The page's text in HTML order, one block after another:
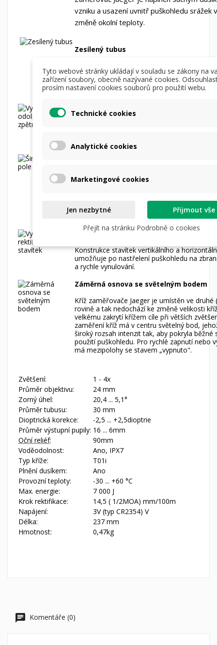
vzniku a usazení uvnitř puškohledu srážek
změně okolní teploty.
Zesílený tubus
ohledem na jeho možné použíti s digitální
objektivovou předsádkou.
Puškohledy Jaeger mají široké zorné pole
optických vad v obraze, které umožňuje
„tunelový efekt" při pohledu přes puškohled
poloze oka pozorovatelé obraz zcela ztrácí
přes puškohled je tak mnohem příjemnější
Vynulování rektifikačních stavítek
Konstrukce stavítek vertikálního a
umožňuje po nastřelení puškohledu na
a rychle vynulování.
Záměrná osnova se světelným bodem
Kříž zaměřovače Jaeger je umístěn ve druhé
rovině a tak nedochází ke změně velikosti
velkému zakrytí křížem cíle při větších
zaměření kříž má v centru světelný bod,
široký rozsah intenzit tak, aby pokryla běžné
použití puškohledu. Pro rychlé zapnutí nebo
má mezipolohy se stavem „vypnuto".
Zvětšení:
1 - 4x
Průměr objektivu:
24 mm
Zorný úhel:
20,4 ... 5,1°
Průměr tubusu:
30 mm
Dioptrická korekce:
-2,5 ... +2,5dioptrie
Průměr výstupní pupily: 16 ... 6mm
Oční reliéf:
90mm
Voděodolnost:
Ano, IPX7
Typ kříže:
T01i
Plnění dusíkem:
Ano
Provozní teploty:
-30 ... +60 °C
Max. energie:
7 000 J
Krok rektifikace:
14,5 ( 1/2MOA) mm/100m
Napájení:
3V (typ CR2354) V
Délka:
237 mm
Hmotnost:
0,47kg
Komentáře (0)
Tyto webové stránky ukládají v souladu se zákony na
zařízení soubory, obecně nazývané cookies.
prosím nastavení cookies souborů pro použití webu.
Technické cookies
Analytické cookies
Marketingové cookies
Jen nezbytné
Přijmout vše
Přejít na stránku Podrobně o cookies